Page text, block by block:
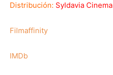
Distribución: Syldavia Cinema
Filmaffinity
IMDb